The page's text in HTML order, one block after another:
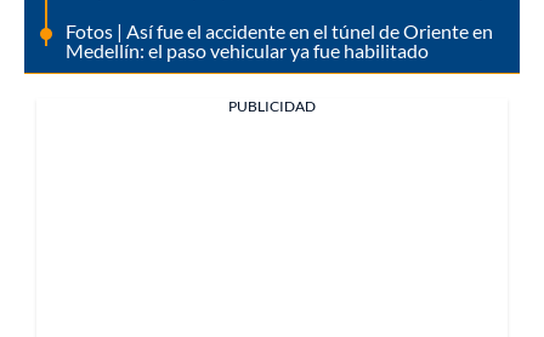
Fotos | Así fue el accidente en el túnel de Oriente en
Medellín: el paso vehicular ya fue habilitado
PUBLICIDAD